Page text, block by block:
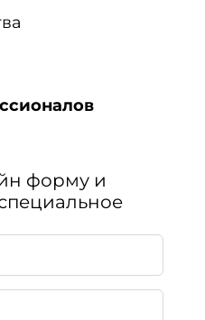
форму и